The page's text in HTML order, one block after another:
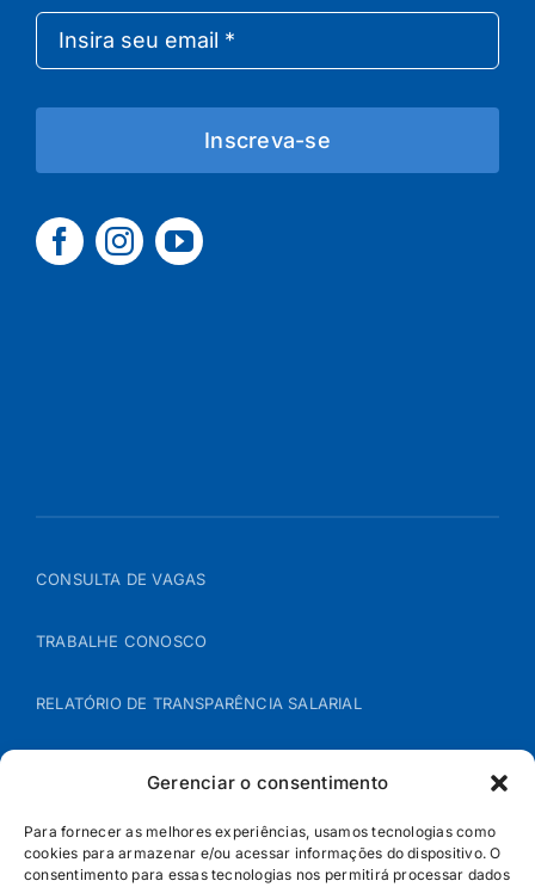
Gerenciar o consentimento
Para fornecer as melhores experiências, usamos tecnologias como
cookies para armazenar e/ou acessar informações do dispositivo. O
consentimento para essas tecnologias nos permitirá processar dados
Inscreva-se
CONSULTA DE VAGAS
TRABALHE CONOSCO
RELATÓRIO DE TRANSPARÊNCIA SALARIAL
POLÍTICA DE COOKIES